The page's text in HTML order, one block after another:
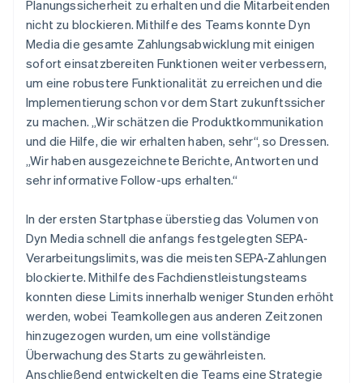
Planungssicherheit zu erhalten und die Mitarbeitenden
nicht zu blockieren. Mithilfe des Teams konnte Dyn
Media die gesamte Zahlungsabwicklung mit einigen
sofort einsatzbereiten Funktionen weiter verbessern,
um eine robustere Funktionalität zu erreichen und die
Implementierung schon vor dem Start zukunftssicher
zu machen. „Wir schätzen die Produktkommunikation
und die Hilfe, die wir erhalten haben, sehr“, so Dressen.
„Wir haben ausgezeichnete Berichte, Antworten und
sehr informative Follow-ups erhalten.“
In der ersten Startphase überstieg das Volumen von
Dyn Media schnell die anfangs festgelegten SEPA-
Verarbeitungslimits, was die meisten SEPA-Zahlungen
blockierte. Mithilfe des Fachdienstleistungsteams
konnten diese Limits innerhalb weniger Stunden erhöht
werden, wobei Teamkollegen aus anderen Zeitzonen
hinzugezogen wurden, um eine vollständige
Überwachung des Starts zu gewährleisten.
Anschließend entwickelten die Teams eine Strategie